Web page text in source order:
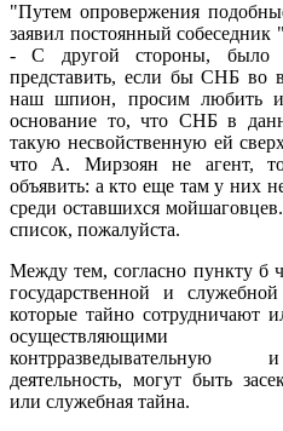
"Путем опровержения
заявил постоянный
- С другой стороны, было
представить, если бы СНБ во
наш шпион, просим любить и
основание то, что СНБ в
такую несвойственную ей
что А. Мирзоян не агент,
объявить: а кто еще там у них
среди оставшихся
список, пожалуйста.
Между тем, согласно пункту б
государственной и
которые тайно сотрудничают
осуществляющими
контрразведывательную
деятельность, могут быть
или служебная тайна.